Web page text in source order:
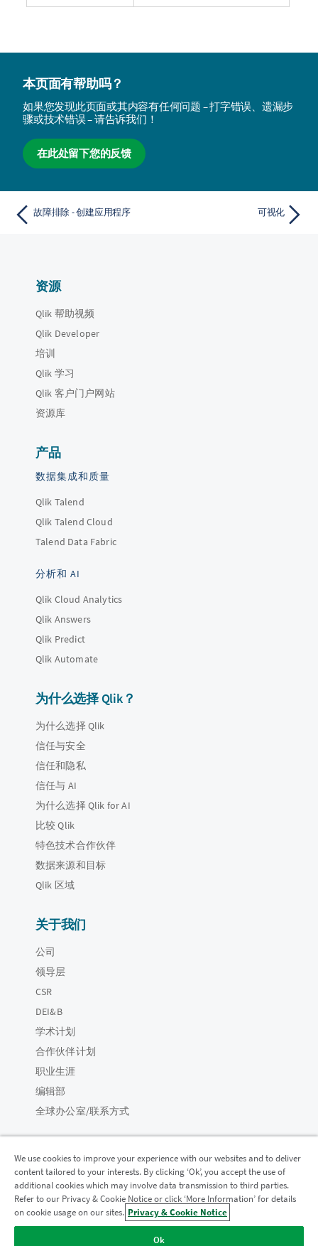
本页面有帮助吗？
如果您发现此页面或其内容有任何问题 – 打字错误、遗漏步
骤或技术错误 – 请告诉我们！
在此处留下您的反馈
故障排除 - 创建应用程序 可视化
资源
Qlik 帮助视频
Qlik Developer
培训
Qlik 学习
Qlik 客户门户网站
资源库
产品
数据集成和质量
Qlik Talend
Qlik Talend Cloud
Talend Data Fabric
分析和 AI
Qlik Cloud Analytics
Qlik Answers
Qlik Predict
Qlik Automate
为什么选择 Qlik？
为什么选择 Qlik
信任与安全
信任和隐私
信任与 AI
为什么选择 Qlik for AI
比较 Qlik
特色技术合作伙伴
数据来源和目标
Qlik 区域
关于我们
公司
领导层
CSR
DEI&B
学术计划
合作伙伴计划
职业生涯
编辑部
全球办公室/联系方式
Qlik 社区
法律协议 产品条款 Legal Policies
法律条规
Do Not Share My Info
We use cookies to improve your experience with our websites and to deliver
content tailored to your interests. By clicking ‘Ok’, you accept the use of
additional cookies which may involve data transmission to third parties.
Refer to our Privacy & Cookie Notice or click ‘More Information’ for details
on cookie usage on our sites. Privacy & Cookie Notice
Ok